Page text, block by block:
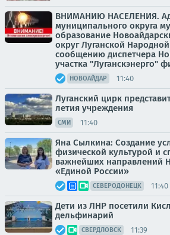
ВНИМАНИЮ НАСЕЛЕНИЯ.
муниципального округа
образование
округ Луганской
сообщению диспетчера
участка "Луганскэнерго"
НОВОАЙДАР 11:40
Луганский цирк
летия учреждения
СМИ 11:40
Яна Сылкина: Создание
физической культурой и
важнейших направлений
«Единой России»
СЕВЕРОДОНЕЦК 11:40
Дети из ЛНР посетили
дельфинарий
СВЕРДЛОВСК 11:39